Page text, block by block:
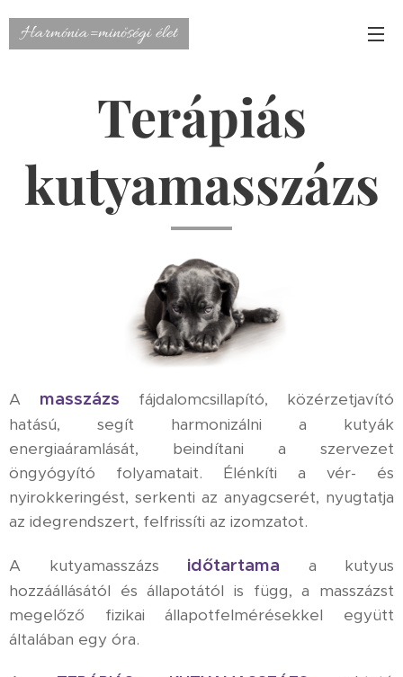
Harmónia=minőségi élet
Terápiás
kutyamasszázs
A masszázs
fájdalomcsillapító, közérzetjavító
hatású, segít harmonizálni a kutyák
energiaáramlását, beindítani a szervezet
öngyógyító folyamatait. Élénkíti a vér- és
nyirokkeringést, serkenti az anyagcserét, nyugtatja
az idegrendszert, felfrissíti az izomzatot.
A kutyamasszázs időtartama a kutyus
hozzáállásától és állapotától is függ, a masszázst
megelőző fizikai állapotfelmérésekkel együtt
általában egy óra.